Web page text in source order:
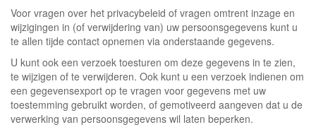
Voor vragen over het privacybeleid of vragen omtrent inzage en
wijzigingen in (of verwijdering van) uw persoonsgegevens kunt u
te allen tijde contact opnemen via onderstaande gegevens.
U kunt ook een verzoek toesturen om deze gegevens in te zien,
te wijzigen of te verwijderen. Ook kunt u een verzoek indienen om
een gegevensexport op te vragen voor gegevens met uw
toestemming gebruikt worden, of gemotiveerd aangeven dat u de
verwerking van persoonsgegevens wil laten beperken.